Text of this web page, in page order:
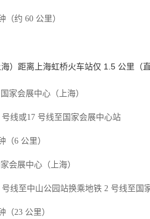
（约 60 公里）
）距离上海虹桥火车站仅 1.5 公里（
家会展中心（上海）
线或17 号线至国家会展中心站
（6 公里）
会展中心（上海）
线至中山公园站换乘地铁 2 号线至国
（23 公里）